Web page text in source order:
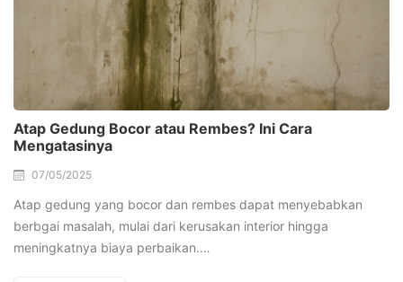
Atap Gedung Bocor atau Rembes? Ini Cara
Mengatasinya
07/05/2025
Atap gedung yang bocor dan rembes dapat menyebabkan
berbgai masalah, mulai dari kerusakan interior hingga
meningkatnya biaya perbaikan.…